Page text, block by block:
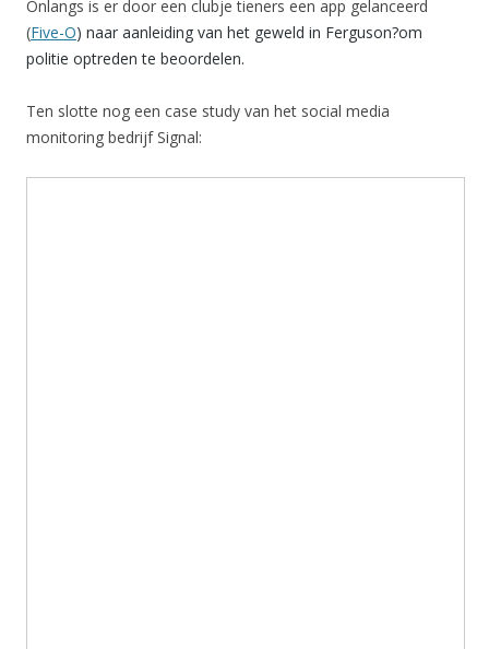
Onlangs is er door een clubje tieners een app gelanceerd
(Five-O) naar aanleiding van het geweld in Ferguson?om
politie optreden te beoordelen.
Ten slotte nog een case study van het social media
monitoring bedrijf Signal: